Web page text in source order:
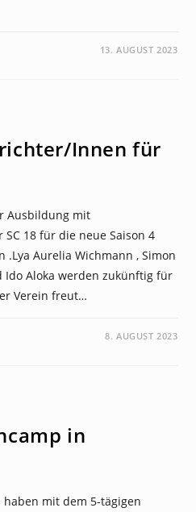
13. AUGUST 2023
Innen für
Ausbildung mit
18 für die neue Saison 4
.Lya Aurelia Wichmann , Simon
Ido Aloka werden zukünftig für
Verein freut…
8. AUGUST 2023
in
mit dem 5-tägigen